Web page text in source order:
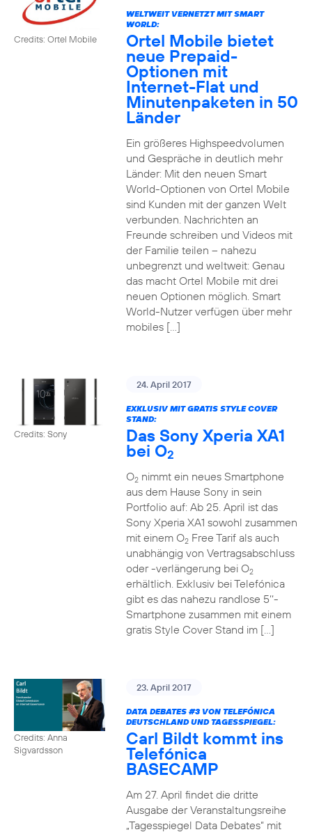
Credits: Ortel Mobile
WELTWEIT VERNETZT MIT SMART
WORLD:
Ortel Mobile bietet
neue Prepaid-
Optionen mit
Internet-Flat und
Minutenpaketen in 50
Länder
Ein größeres Highspeedvolumen
und Gespräche in deutlich mehr
Länder: Mit den neuen Smart
World-Optionen von Ortel Mobile
sind Kunden mit der ganzen Welt
verbunden. Nachrichten an
Freunde schreiben und Videos mit
der Familie teilen – nahezu
unbegrenzt und weltweit: Genau
das macht Ortel Mobile mit drei
neuen Optionen möglich. Smart
World-Nutzer verfügen über mehr
mobiles […]
Credits: Sony
24. April 2017
EXKLUSIV MIT GRATIS STYLE COVER
STAND:
Das Sony Xperia XA1
bei O2
O2nimmt ein neues Smartphone
aus dem Hause Sony in sein
Portfolio auf: Ab 25. April ist das
Sony Xperia XA1 sowohl zusammen
mit einem O2Free Tarif als auch
unabhängig von Vertragsabschluss
oder -verlängerung bei O2
erhältlich. Exklusiv bei Telefónica
gibt es das nahezu randlose 5‘‘-
Smartphone zusammen mit einem
gratis Style Cover Stand im […]
Credits: Anna
Sigvardsson
23. April 2017
DATA DEBATES #3VON TELEFÓNICA
DEUTSCHLAND UND TAGESSPIEGEL:
Carl Bildt kommt ins
Telefónica
BASECAMP
Am 27. April findet die dritte
Ausgabe der Veranstaltungsreihe
„Tagesspiegel Data Debates“ mit